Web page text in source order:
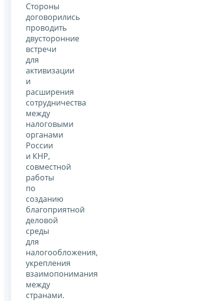
Стороны
договорились
проводить
двусторонние
встречи
для
активизации
и
расширения
сотрудничества
между
налоговыми
органами
России
и КНР,
совместной
работы
по
созданию
благоприятной
деловой
среды
для
налогообложения,
укрепления
взаимопонимания
между
странами.